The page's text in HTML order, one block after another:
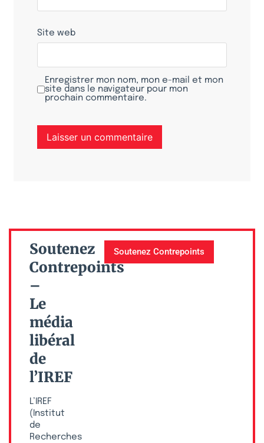
Site web
Enregistrer mon nom, mon e-mail et mon
site dans le navigateur pour mon
prochain commentaire.
Soutenez
Contrepoints
–
Le
média
libéral
de
l’IREF
L’IREF
(Institut
de
Recherches
Soutenez Contrepoints